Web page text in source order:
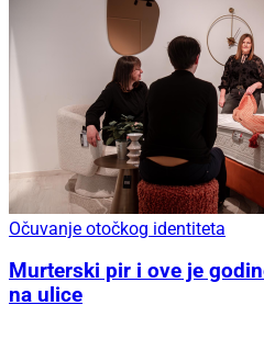
Očuvanje otočkog identiteta
Murterski pir i ove je
na ulice